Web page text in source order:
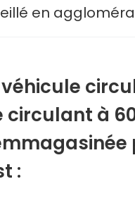
en
circulant à
: